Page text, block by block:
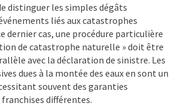
distinguer les simples dégâts
liés aux catastrophes
dernier cas, une procédure particulière
de catastrophe naturelle » doit être
avec la déclaration de sinistre. Les
dues à la montée des eaux en sont un
souvent des garanties
différentes.